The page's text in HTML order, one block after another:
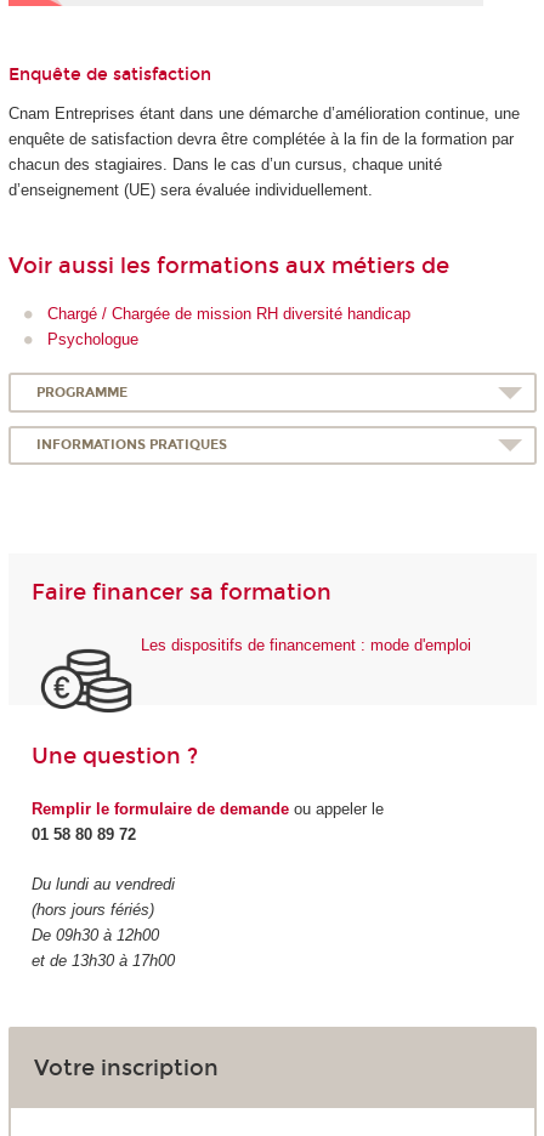
Enquête de satisfaction
Cnam Entreprises étant dans une démarche d’amélioration continue, une
enquête de satisfaction devra être complétée à la fin de la formation par
chacun des stagiaires. Dans le cas d’un cursus, chaque unité
d’enseignement (UE) sera évaluée individuellement.
Voir aussi les formations aux métiers de
Chargé / Chargée de mission RH diversité handicap
Psychologue
PROGRAMME
INFORMATIONS PRATIQUES
Faire financer sa formation
Les dispositifs de financement : mode d'emploi
Une question ?
Remplir le formulaire de demandeou appeler le
01 58 80 89 72
Du lundi au vendredi
(hors jours fériés)
De 09h30 à 12h00
et de 13h30 à 17h00
Votre inscription